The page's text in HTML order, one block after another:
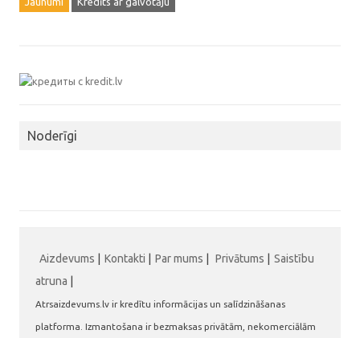
Noderīgi
Aizdevums Kontakti Par mums Privātums
Saistību
atruna
Atrsaizdevums.lv ir kredītu informācijas un salīdzināšanas
platforma. Izmantošana ir bezmaksas privātām, nekomerciālām